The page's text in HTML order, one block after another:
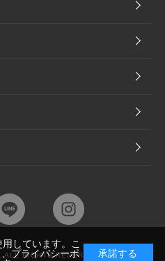
ALL RIGHTS RESERVED
しています。こ
プライバシーポ
承諾する